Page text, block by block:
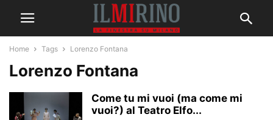
Home Tags Lorenzo Fontana
Lorenzo Fontana
Come tu mi vuoi (ma come mi
vuoi?) al Teatro Elfo...